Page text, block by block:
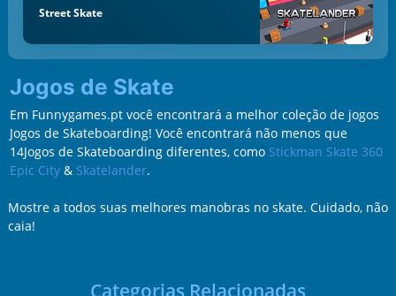
Street Skate
Jogos de Skate
Em Funnygames.pt você encontrará a melhor coleção de jogos
Jogos de Skateboarding! Você encontrará não menos que
14Jogos de Skateboarding diferentes, como Stickman Skate 360
Epic City& Skatelander.
Mostre a todos suas melhores manobras no skate. Cuidado, não
caia!
Categorias Relacionadas